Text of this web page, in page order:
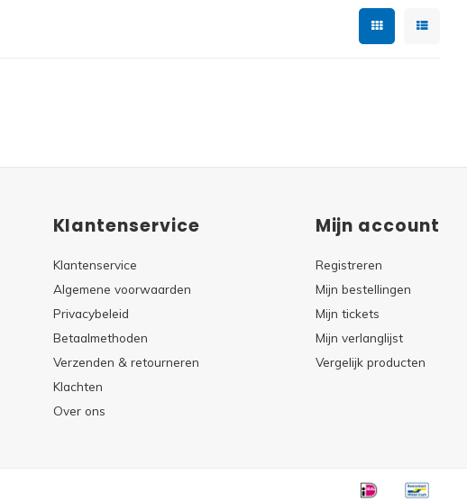
Klantenservice
Klantenservice
Algemene voorwaarden
Privacybeleid
Betaalmethoden
Verzenden & retourneren
Klachten
Over ons
Mijn account
Registreren
Mijn bestellingen
Mijn tickets
Mijn verlanglijst
Vergelijk producten